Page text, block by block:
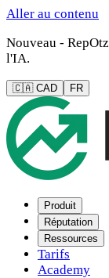
Aller au contenu
Nouveau -
l'IA.
🇨🇦 CAD FR
Produit
Réputation
Ressources
Tarifs
Academy